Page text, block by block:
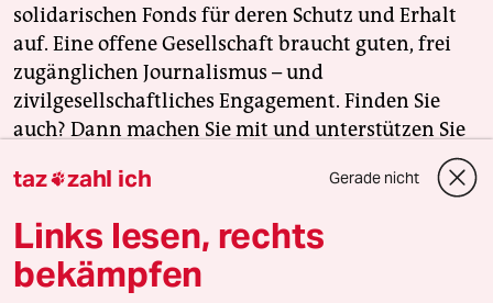
solidarischen Fonds für deren Schutz und Erhalt
auf. Eine offene Gesellschaft braucht guten, frei
zugänglichen Journalismus – und
zivilgesellschaftliches Engagement. Finden Sie
auch? Dann machen Sie mit und unterstützen Sie
Jetzt unterstützen
taz zahl ich Gerade nicht
Links lesen, rechts
bekämpfen